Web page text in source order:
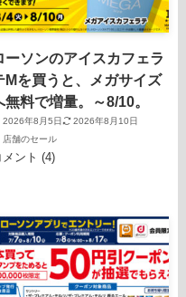
ーソンのアイスカフェラ
Mを買うと、メガサイズ
無料で増量。～8/10。
2026年8月5日
2026年8月10日
店舗のセール
メント (4)